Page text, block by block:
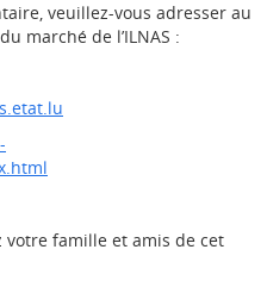
veuillez-vous adresser au
marché de l’ILNAS :
votre famille et amis de cet